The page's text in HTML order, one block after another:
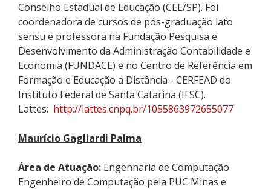
Conselho Estadual de Educação (CEE/SP). Foi
coordenadora de cursos de pós-graduação lato
sensu e professora na Fundação Pesquisa e
Desenvolvimento da Administração Contabilidade e
Economia (FUNDACE) e no Centro de Referência em
Formação e Educação a Distância - CERFEAD do
Instituto Federal de Santa Catarina (IFSC).
Lattes: http://lattes.cnpq.br/1055863972655077
Maurício Gagliardi Palma
Área de Atuação: Engenharia de Computação
Engenheiro de Computação pela PUC Minas e